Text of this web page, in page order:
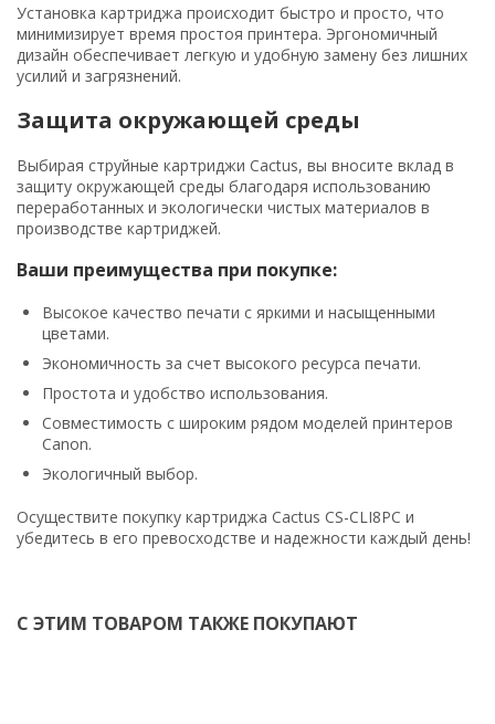
Установка картриджа происходит быстро и просто, что
минимизирует время простоя принтера. Эргономичный
дизайн обеспечивает легкую и удобную замену без лишних
усилий и загрязнений.
Защита окружающей среды
Выбирая струйные картриджи Cactus, вы вносите вклад в
защиту окружающей среды благодаря использованию
переработанных и экологически чистых материалов в
производстве картриджей.
Ваши преимущества при покупке:
Высокое качество печати с яркими и насыщенными
цветами.
Экономичность за счет высокого ресурса печати.
Простота и удобство использования.
Совместимость с широким рядом моделей принтеров
Canon.
Экологичный выбор.
Осуществите покупку картриджа Cactus CS-CLI8PC и
убедитесь в его превосходстве и надежности каждый день!
С ЭТИМ ТОВАРОМ ТАКЖЕ ПОКУПАЮТ